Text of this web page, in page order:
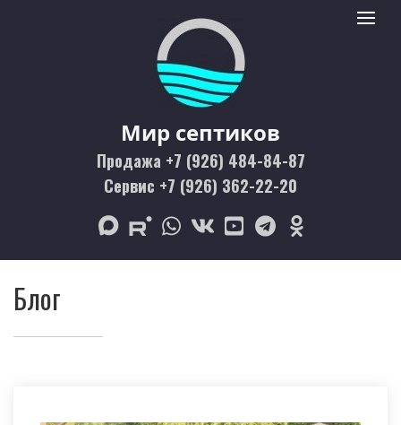
Мир септиков logo
Мир септиков
Продажа +7 (926) 484-84-87
Сервис +7 (926) 362-22-20
max rutubewhatsapp
vk youtubetelegramodnoklassniki
Toggle
Блог